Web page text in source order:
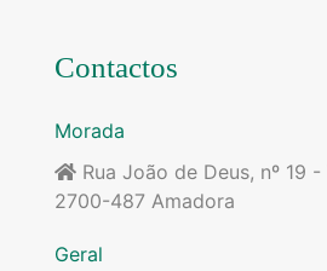
Contactos
Morada
Rua João de Deus, nº 19
2700-487 Amadora
Geral